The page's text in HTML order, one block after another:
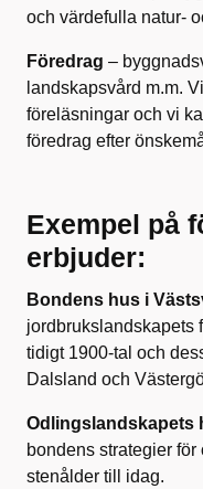
och värdefulla natur-
Föredrag –
landskapsvård m.m.
föreläsningar och vi
föredrag efter
Exempel på
erbjuder:
Bondens hus i
jordbrukslandskapets
tidigt 1900-tal och
Dalsland och
Odlingslandskapets
bondens strategier
stenålder till idag.